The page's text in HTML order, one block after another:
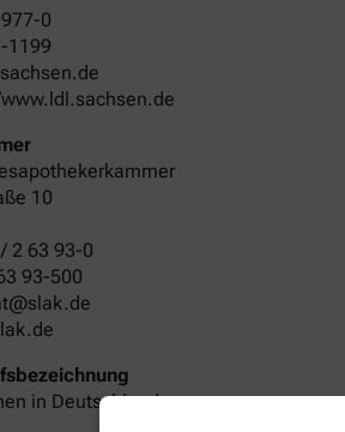
0
1199
10
2 63 93-0
93-500
in Deutschland